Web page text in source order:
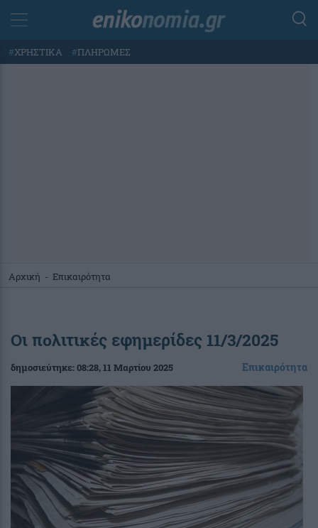
#ΧΡΗΣΤΙΚΑ #ΠΛΗΡΩΜΕΣ
Αρχική - Επικαιρότητα
Οι πολιτικές εφημερίδες 11/3/2025
δημοσιεύτηκε:08:28, 11 Μαρτίου 2025 Επικαιρότητα